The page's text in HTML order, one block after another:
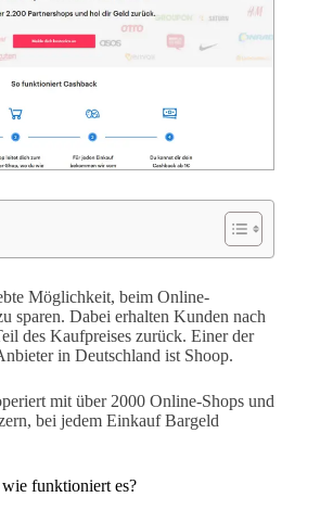
Möglichkeit, beim Online-
sparen. Dabei erhalten Kunden nach
des Kaufpreises zurück. Einer der
in Deutschland ist Shoop.
mit über 2000 Online-Shops und
bei jedem Einkauf Bargeld
funktioniert es?